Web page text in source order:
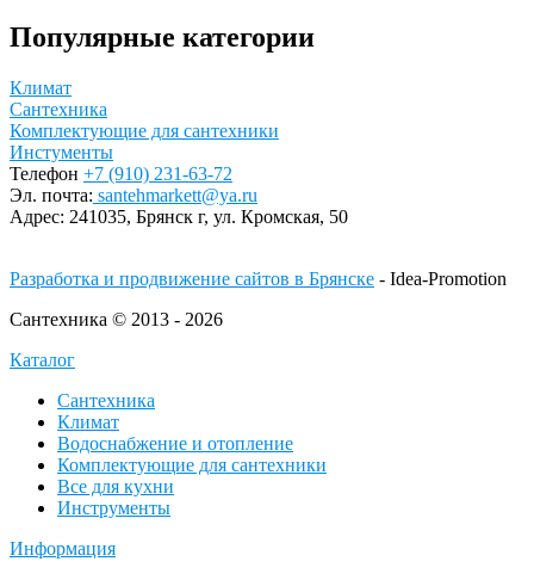
Популярные категории
Климат
Сантехника
Комплектующие для сантехники
Инстументы
Телефон +7 (910) 231-63-72
Эл. почта: santehmarkett@ya.ru
Адрес: 241035, Брянск г, ул. Кромская, 50
Разработка и продвижение сайтов в Брянске - Idea-Promotion
Сантехника © 2013 - 2026
Каталог
Сантехника
Климат
Водоснабжение и отопление
Комплектующие для сантехники
Все для кухни
Инструменты
Информация